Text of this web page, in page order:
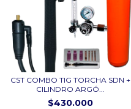
CST COMBO TIG TORCHA SDN +
CILINDRO ARGÓ...
$430.000